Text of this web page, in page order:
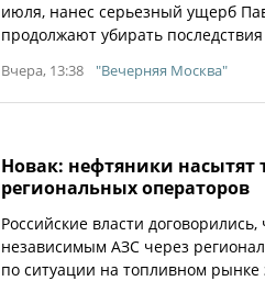
июля, нанес серьезный ущерб
продолжают убирать
Вчера, 13:38 "Вечерняя Москва"
Новак: нефтяники
региональных операторов
Российские власти
независимым АЗС через
по ситуации на топливном